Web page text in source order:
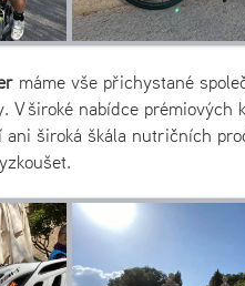
máme vše přichystané
V široké nabídce prémiových
ani široká škála nutričních